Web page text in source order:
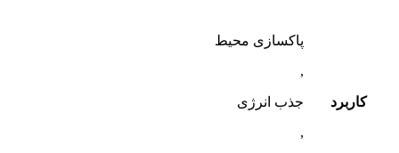
کاربرد
پاکسازی محیط
,
جذب انرژی
,